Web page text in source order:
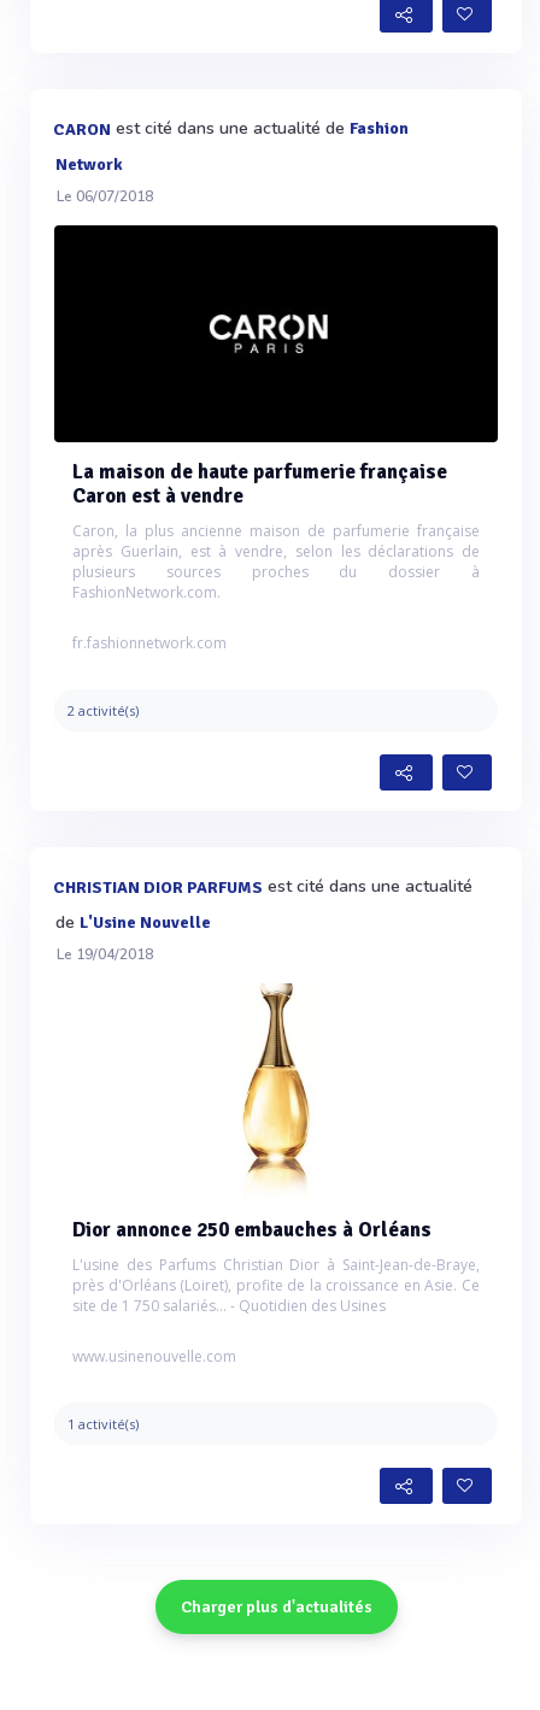
CARON est cité dans une actualité de Fashion
Network
Le 06/07/2018
La maison de haute parfumerie française
Caron est à vendre
Caron, la plus ancienne maison de parfumerie française
après Guerlain, est à vendre, selon les déclarations de
plusieurs sources proches du dossier à
FashionNetwork.com.
fr.fashionnetwork.com
2 activité(s)
CHRISTIAN DIOR PARFUMS est cité dans une actualité
de L'Usine Nouvelle
Le 19/04/2018
Dior annonce 250 embauches à Orléans
L'usine des Parfums Christian Dior à Saint-Jean-de-Braye,
près d'Orléans (Loiret), profite de la croissance en Asie. Ce
site de 1 750 salariés... - Quotidien des Usines
www.usinenouvelle.com
1 activité(s)
Charger plus d'actualités